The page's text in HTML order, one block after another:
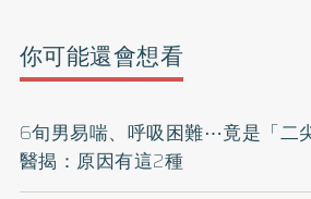
你可能還會想看
6旬男易喘、呼吸困難⋯竟是「二
醫揭：原因有這2種